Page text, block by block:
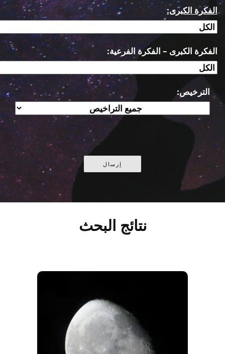
الفكرة الكبرى:
الفكرة الكبرى – الفكرة الفرعية:
الترخيص:
نتائج البحث